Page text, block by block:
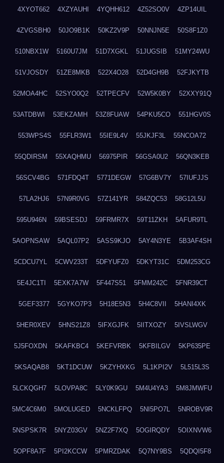
4XYOT662 4XZYAUHI 4YQHH612 4Z52SO0V 4ZP14UIL
4ZVGSBH0 50JO9B1K 50KZ2V9P 50NNJN5E 50S8F1Z0
510NBX1W 5160U7JM 51D7XGKL 51JUGSIB 51MY24WU
51VJOSDY 51ZE8MKB 522X4O28 52D4GH9B 52FJKYTB
52MOA4HC 52SYO0Q2 52TPECFV 52W5K0BY 52XXY91Q
53ATDBWI 53EKZAMH 53Z8FUAW 54PKU5CO 551HGV0S
553WPS4S 55FLR3W1 55IE9L4V 55JKJF3L 55NCOA72
55QDIRSM 55XAQHMU 56975PIR 56GSA0U2 56QN3KEB
56SCV4BG 571FDQ4T 5771DEGW 57G6BV7Y 57IUFJJS
57LA2HJ6 57N9R0VG 57Z141YR 584ZQC53 58G12L5U
595U946N 59BSESDJ 59FRMR7X 59T11ZKH 5AFUR9TL
5AOPNSAW 5AQL07P2 5ASS9KJO 5AY4N3YE 5B3AF4SH
5CDCU7YL 5CWV233T 5DFYUFZ0 5DKYT31C 5DM253CG
5E4JC1TI 5EXK7A7W 5F447S51 5FMM242C 5FNR39CT
5GEF3377 5GYKO7P3 5H18E5N3 5H4C8VII 5HANI4XK
5HER0XEV 5HNS21Z8 5IFXGJFK 5IITXOZY 5IVSLWGV
5J5FOXDN 5KAFKBC4 5KEFVRBK 5KFBILGV 5KP635PE
5KSAQAB8 5KT1DCUW 5KZYHXKG 5L1KPI2V 5L515L3S
5LCKQGH7 5LOVPA8C 5LY0K9GU 5M4U4YA3 5M8JMWFU
5MC4C6M0 5MOLUGED 5NCKLFPQ 5NI5PO7L 5NROBV9R
5NSPSK7R 5NYZ03GV 5NZ2F7XQ 5OGIRQDY 5OIXNVW6
5OPF8A7F 5PI2KCCW 5PMRZDAK 5Q7NY9BS 5QDQI5F8